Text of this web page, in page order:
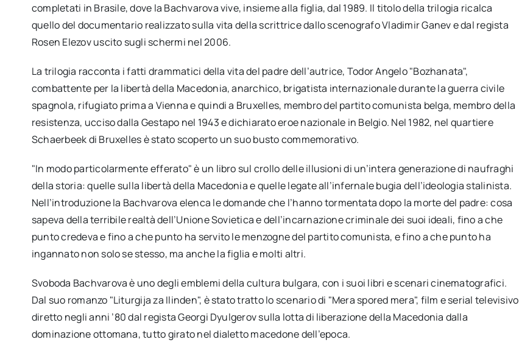
completati in Brasile, dove la Bachvarova vive, insieme alla figlia, dal 1989. Il titolo della trilogia ricalca
quello del documentario realizzato sulla vita della scrittrice dallo scenografo Vladimir Ganev e dal regista
Rosen Elezov uscito sugli schermi nel 2006.
La trilogia racconta i fatti drammatici della vita del padre dell’autrice, Todor Angelo "Bozhanata",
combattente per la libertà della Macedonia, anarchico, brigatista internazionale durante la guerra civile
spagnola, rifugiato prima a Vienna e quindi a Bruxelles, membro del partito comunista belga, membro della
resistenza, ucciso dalla Gestapo nel 1943 e dichiarato eroe nazionale in Belgio. Nel 1982, nel quartiere
Schaerbeek di Bruxelles è stato scoperto un suo busto commemorativo.
"In modo particolarmente efferato" è un libro sul crollo delle illusioni di un’intera generazione di naufraghi
della storia: quelle sulla libertà della Macedonia e quelle legate all’infernale bugia dell’ideologia stalinista.
Nell’introduzione la Bachvarova elenca le domande che l’hanno tormentata dopo la morte del padre: cosa
sapeva della terribile realtà dell’Unione Sovietica e dell’incarnazione criminale dei suoi ideali, fino a che
punto credeva e fino a che punto ha servito le menzogne del partito comunista, e fino a che punto ha
ingannato non solo se stesso, ma anche la figlia e molti altri.
Svoboda Bachvarova è uno degli emblemi della cultura bulgara, con i suoi libri e scenari cinematografici.
Dal suo romanzo "Liturgija za Ilinden", è stato tratto lo scenario di "Mera spored mera", film e serial televisivo
diretto negli anni ’80 dal regista Georgi Dyulgerov sulla lotta di liberazione della Macedonia dalla
dominazione ottomana, tutto girato nel dialetto macedone dell’epoca.